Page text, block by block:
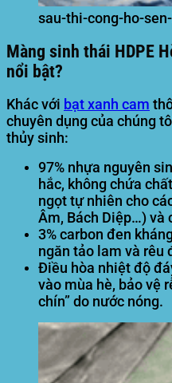
sau-thi-cong-ho-
Màng sinh thái HDPE
nổi bật?
Khác với bạt xanh cam
chuyên dụng của chúng
thủy sinh:
97% nhựa nguyên
hắc, không chứa
ngọt tự nhiên cho
Âm, Bách Diệp…) và
3% carbon đen
ngăn tảo lam và rêu
Điều hòa nhiệt độ
vào mùa hè, bảo vệ
chín” do nước nóng.